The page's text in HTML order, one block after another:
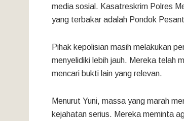
media sosial. Kasatreskrim Polres
yang terbakar adalah Pondok
Pihak kepolisian masih melakukan
menyelidiki lebih jauh. Mereka telah
mencari bukti lain yang relevan.
Menurut Yuni, massa yang marah
kejahatan serius. Mereka meminta